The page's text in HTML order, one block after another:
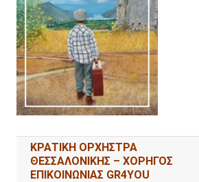
ΚΡΑΤΙΚΗ ΟΡΧΗΣΤΡΑ
ΘΕΣΣΑΛΟΝΙΚΗΣ – ΧΟΡΗΓΟΣ
ΕΠΙΚΟΙΝΩΝΙΑΣ GR4YOU